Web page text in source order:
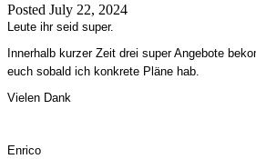
Posted July 22, 2024
Leute ihr seid super.
Innerhalb kurzer Zeit drei super Angebote
euch sobald ich konkrete Pläne hab.
Vielen Dank
Enrico